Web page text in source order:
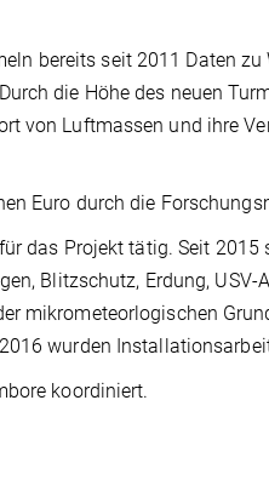
bereits seit 2011 Daten zu
die Höhe des neuen
von Luftmassen und ihre
Euro durch die
das Projekt tätig. Seit
Blitzschutz, Erdung,
mikrometeorlogischen
wurden
koordiniert.